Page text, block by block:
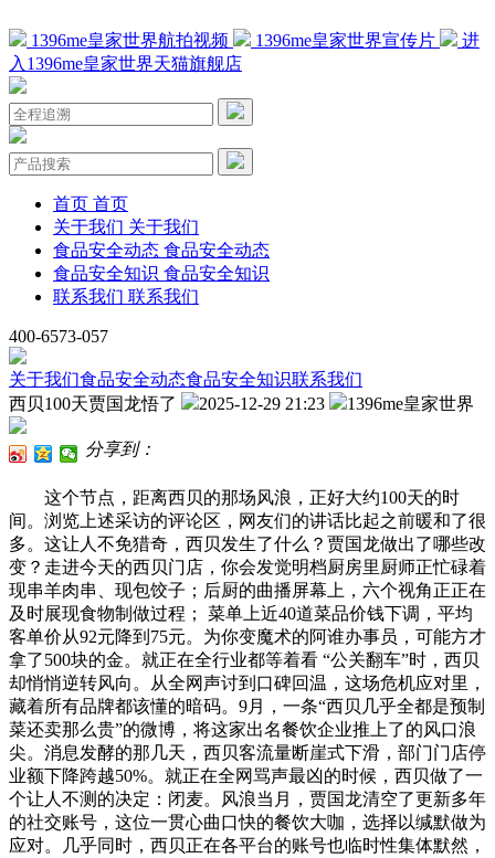
1396me皇家世界航拍视频 1396me皇家世界宣传片
进
入1396me皇家世界天猫旗舰店
首页 首页
关于我们 关于我们
食品安全动态 食品安全动态
食品安全知识 食品安全知识
联系我们 联系我们
400-6573-057
关于我们食品安全动态食品安全知识联系我们
西贝100天贾国龙悟了
2025-12-29 21:23 1396me皇家世界
分享到：
这个节点，距离西贝的那场风浪，正好大约100天的时
间。浏览上述采访的评论区，网友们的讲话比起之前暖和了很
多。这让人不免猎奇，西贝发生了什么？贾国龙做出了哪些改
变？走进今天的西贝门店，你会发觉明档厨房里厨师正忙碌着
现串羊肉串、现包饺子；后厨的曲播屏幕上，六个视角正正在
及时展现食物制做过程； 菜单上近40道菜品价钱下调，平均
客单价从92元降到75元。为你变魔术的阿谁办事员，可能方才
拿了500块的金。就正在全行业都等着看 “公关翻车”时，西贝
却悄悄逆转风向。从全网声讨到口碑回温，这场危机应对里，
藏着所有品牌都该懂的暗码。9月，一条“西贝几乎全都是预制
菜还卖那么贵”的微博，将这家出名餐饮企业推上了的风口浪
尖。消息发酵的那几天，西贝客流量断崖式下滑，部门门店停
业额下降跨越50%。就正在全网骂声最凶的时候，西贝做了一
个让人不测的决定：闭麦。风浪当月，贾国龙清空了更新多年
的社交账号，这位一贯心曲口快的餐饮大咖，选择以缄默做为
应对。几乎同时，西贝正在各平台的账号也临时性集体默然，